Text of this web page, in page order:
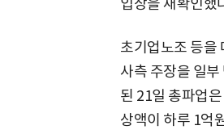
입장을 재확인했
초기업노조 등을
사측 주장을 일
된 21일 총파업
상액이 하루 1억